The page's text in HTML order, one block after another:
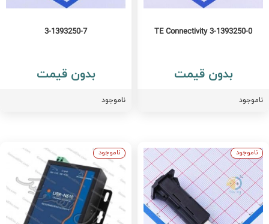
TE Connectivity 3-1393250-0
بدون قیمت
3-1393250-7
بدون قیمت
ناموجود
ناموجود ناموجود